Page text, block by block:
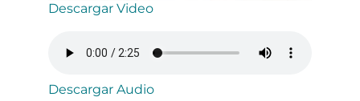
Descargar Video
Descargar Audio